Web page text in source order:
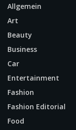
Allgemein
Art
Beauty
Business
Car
Entertainment
Fashion
Fashion Editorial
Food